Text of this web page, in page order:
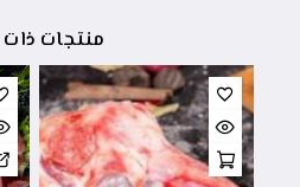
منتجات